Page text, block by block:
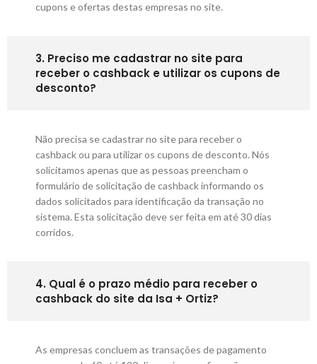
cupons e ofertas destas empresas no site.
3. Preciso me cadastrar no site para
receber o cashback e utilizar os cupons de
desconto?
Não precisa se cadastrar no site para receber o
cashback ou para utilizar os cupons de desconto. Nós
solicitamos apenas que as pessoas preencham o
formulário de solicitação de cashback informando os
dados solicitados para identificação da transação no
sistema. Esta solicitação deve ser feita em até 30 dias
corridos.
4. Qual é o prazo médio para receber o
cashback do site da Isa + Ortiz?
As empresas concluem as transações de pagamento